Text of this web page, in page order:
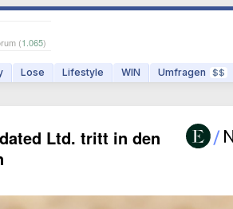
(1.065)
Lose Lifestyle WIN Umfragen $$
Ltd. tritt in den